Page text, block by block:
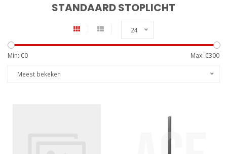
STANDAARD STOPLICHT
24
Min: €0 Max: €300
Meest bekeken